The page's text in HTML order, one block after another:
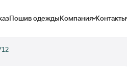
Пошив одеждыКомпания Контакты